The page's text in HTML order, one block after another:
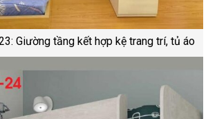
tầng kết hợp kệ trang trí, tủ áo